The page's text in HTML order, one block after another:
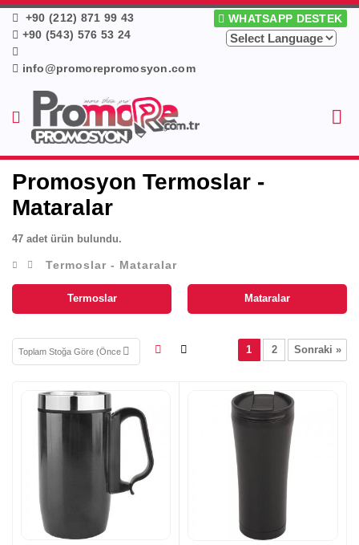
+90 (212) 871 99 43
+90 (543) 576 53 24
info@promorepromosyon.com
WHATSAPP DESTEK
Promosyon Termoslar -
Mataralar
47 adet ürün bulundu.
Termoslar - Mataralar
Termoslar Mataralar
1 2 Sonraki »